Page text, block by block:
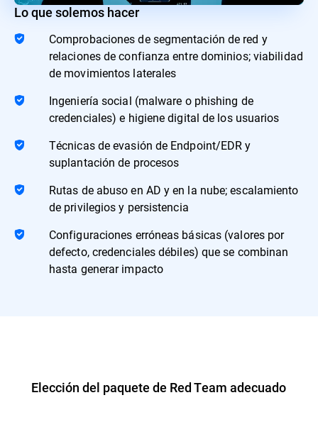
Lo que solemos hacer
Comprobaciones de segmentación de red y
relaciones de confianza entre dominios; viabilidad
de movimientos laterales
Ingeniería social (malware o phishing de
credenciales) e higiene digital de los usuarios
Técnicas de evasión de Endpoint/EDR y
suplantación de procesos
Rutas de abuso en AD y en la nube; escalamiento
de privilegios y persistencia
Configuraciones erróneas básicas (valores por
defecto, credenciales débiles) que se combinan
hasta generar impacto
Elección del paquete de Red Team adecuado